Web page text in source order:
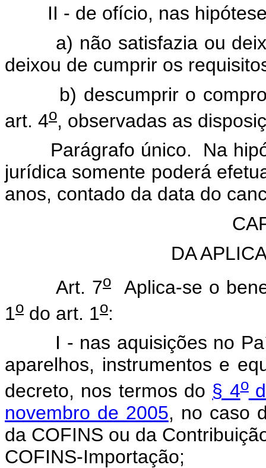
II - de ofício, nas
a) não satisfazia ou
deixou de cumprir os
b) descumprir o
art. 4o, observadas as
Parágrafo único. Na
jurídica somente poderá
anos, contado da data do
DA
Art. 7o Aplica-se o
1o do art. 1o:
I - nas aquisições no País
aparelhos, instrumentos e
decreto, nos termos do § 4o
novembro de 2005, no caso
da COFINS ou da
COFINS-Importação;